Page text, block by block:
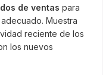
de ventas para
Muestra
reciente de los
los nuevos